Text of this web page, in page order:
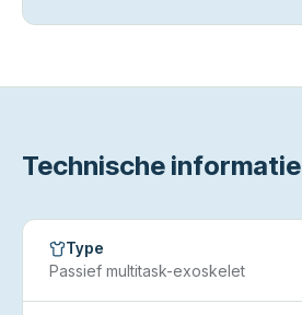
Technische informatie
Type
Passief multitask-exoskelet